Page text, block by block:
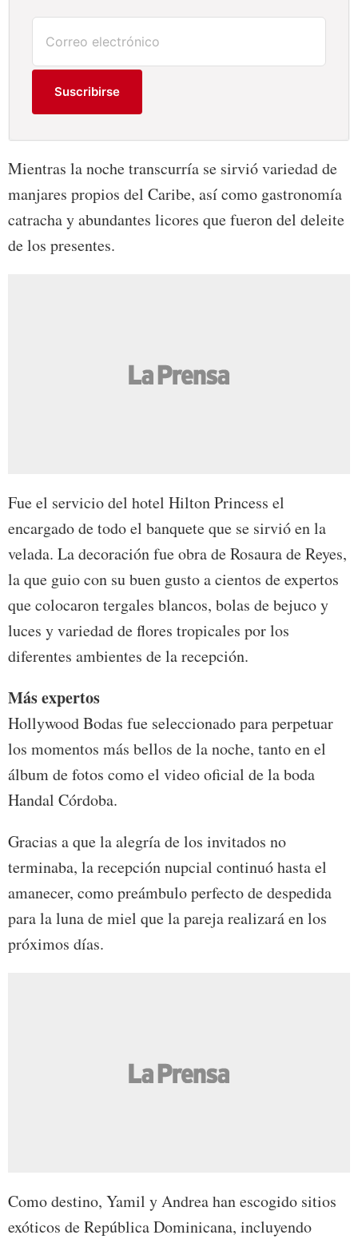
Suscribirse
Mientras la noche transcurría se sirvió variedad de
manjares propios del Caribe, así como gastronomía
catracha y abundantes licores que fueron del deleite
de los presentes.
Fue el servicio del hotel Hilton Princess el
encargado de todo el banquete que se sirvió en la
velada. La decoración fue obra de Rosaura de Reyes,
la que guio con su buen gusto a cientos de expertos
que colocaron tergales blancos, bolas de bejuco y
luces y variedad de flores tropicales por los
diferentes ambientes de la recepción.
Más expertos
Hollywood Bodas fue seleccionado para perpetuar
los momentos más bellos de la noche, tanto en el
álbum de fotos como el video oficial de la boda
Handal Córdoba.
Gracias a que la alegría de los invitados no
terminaba, la recepción nupcial continuó hasta el
amanecer, como preámbulo perfecto de despedida
para la luna de miel que la pareja realizará en los
próximos días.
Como destino, Yamil y Andrea han escogido sitios
exóticos de República Dominicana, incluyendo